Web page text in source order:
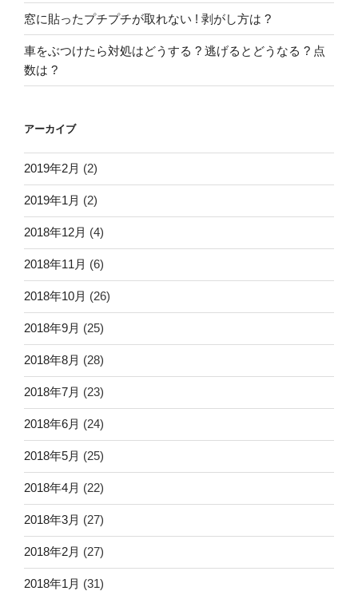
窓に貼ったプチプチが取れない ! 剥がし方は ?
車をぶつけたら対処はどうする ? 逃げるとどうなる ? 点
数は ?
アーカイブ
2019年2月 (2)
2019年1月 (2)
2018年12月 (4)
2018年11月 (6)
2018年10月 (26)
2018年9月 (25)
2018年8月 (28)
2018年7月 (23)
2018年6月 (24)
2018年5月 (25)
2018年4月 (22)
2018年3月 (27)
2018年2月 (27)
2018年1月 (31)